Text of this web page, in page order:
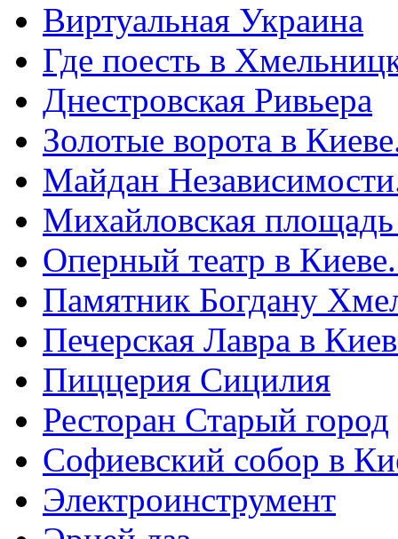
Виртуальная Украина
Где поесть в
Днестровская Ривьера
Золотые ворота в
Майдан
Михайловская
Оперный театр в
Памятник Богдану
Печерская Лавра в
Пиццерия Сицилия
Ресторан Старый город
Софиевский собор в
Электроинструмент